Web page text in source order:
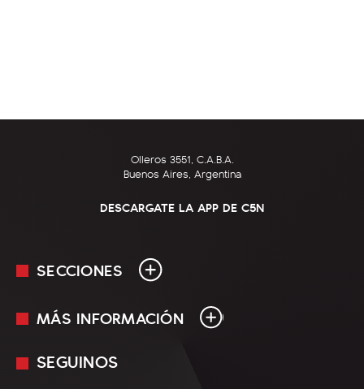
Olleros 3551, C.A.B.A.
Buenos Aires, Argentina
DESCARGATE LA APP DE C5N
SECCIONES
En Vivo
MÁS INFORMACIÓN
Mediakit
SEGUINOS